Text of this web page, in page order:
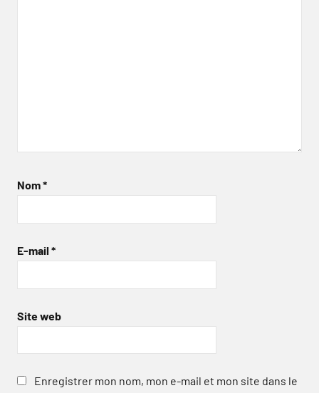
Nom*
E-mail *
Site web
Enregistrer mon nom, mon e-mail et mon site dans le